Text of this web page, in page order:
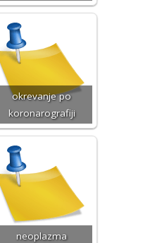
okrevanje po
koronarografiji
neoplazma